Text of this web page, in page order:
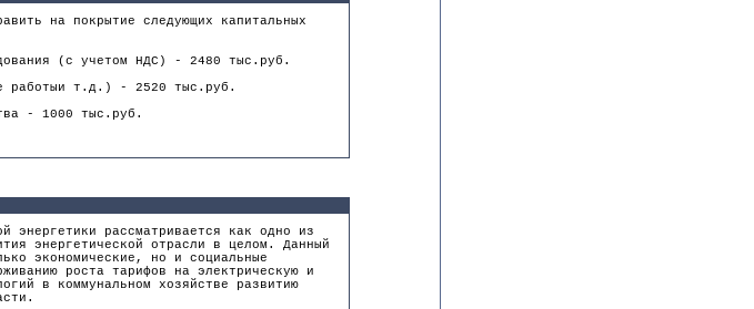
на покрытие следующих капитальных
(с учетом НДС) - 2480 тыс.руб.
работыи т.д.) - 2520 тыс.руб.
- 1000 тыс.руб.
энергетики рассматривается как одно из
энергетической отрасли в целом. Данный
экономические, но и социальные
роста тарифов на электрическую и
в коммунальном хозяйстве развитию